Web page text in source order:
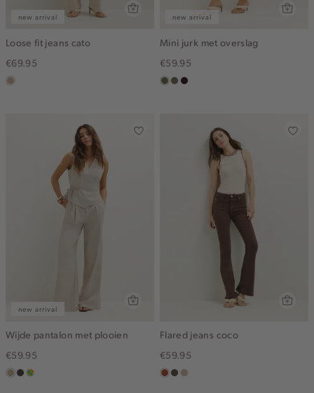
new arrival
Loose fit jeans cato
€69.95
zand
new arrival
Mini jurk met overslag
€59.95
groen,
middenbruin
bordeaux,
new arrival
Wijde pantalon met plooien
€59.95
zandchocomeerkleurig
Flared jeans coco
€59.95
bruin
donkerkhaki
lichtzand